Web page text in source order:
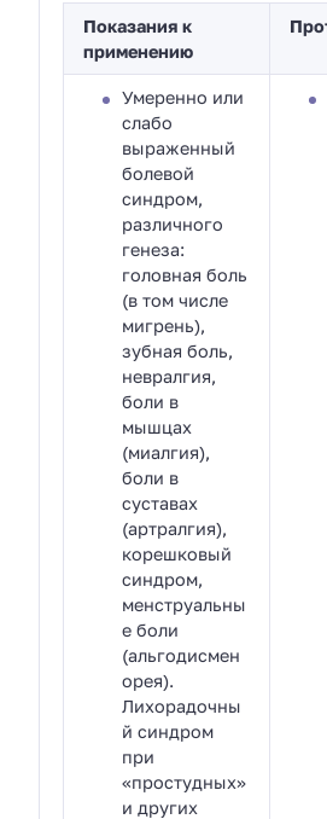
Показания к
применению
Умеренно или
слабо
выраженный
болевой
синдром,
различного
генеза:
головная боль
(в том числе
мигрень),
зубная боль,
невралгия,
боли в
мышцах
(миалгия),
боли в
суставах
(артралгия),
корешковый
синдром,
менструальны
е боли
(альгодисмен
орея).
Лихорадочны
й синдром
при
«простудных»
и других